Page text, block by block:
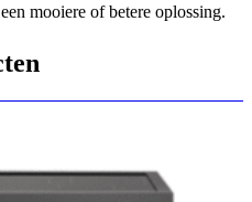
mooiere of betere oplossing.